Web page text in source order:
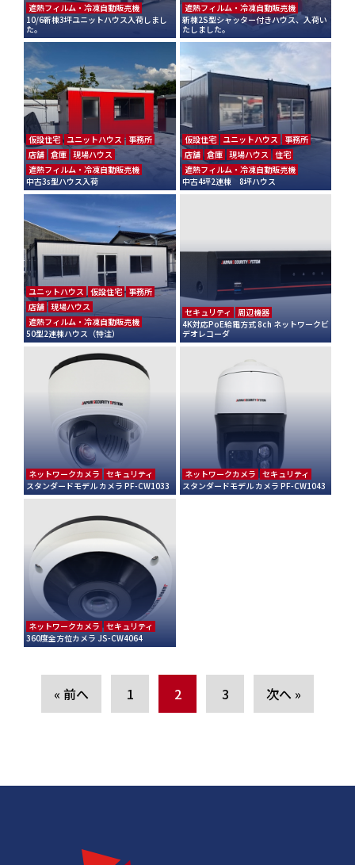
遮熱フィルム・冷凍自動販売機
10/6新棟3坪ユニットハウス入荷しまし
た。
遮熱フィルム・冷凍自動販売機
新棟2S型シャッター付きハウス、入荷い
たしました。
仮設住宅 ユニットハウス
事務所
店舗 倉庫 現場ハウス
遮熱フィルム・冷凍自動販売機
中古3s型ハウス入荷
仮設住宅 ユニットハウス
事務所
店舗 倉庫 現場ハウス 住宅
遮熱フィルム・冷凍自動販売機
中古4坪2連棟 8坪ハウス
ユニットハウス 仮設住宅 事務所
店舗 現場ハウス
遮熱フィルム・冷凍自動販売機
50型2連棟ハウス（特注）
セキュリティ
周辺機器
4K対応PoE給電方式 8ch ネットワークビ
デオレコーダ
ネットワークカメラ セキュリティ
スタンダードモデル カメラ PF-CW1033
ネットワークカメラ セキュリティ
スタンダードモデル カメラ PF-CW1043
ネットワークカメラ セキュリティ
360度全方位カメラ JS-CW4064
« 前へ 1 2 3 次へ »